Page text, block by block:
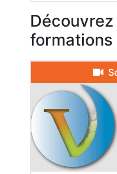
formations